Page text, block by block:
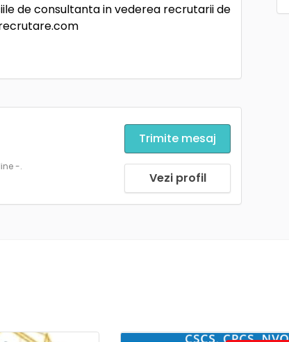
de consultanta in vederea recrutarii de
-.
Trimite mesaj
Vezi profil